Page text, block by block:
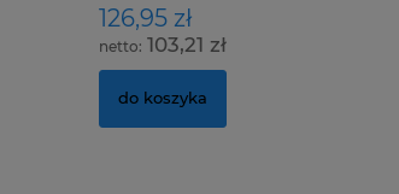
126,95 zł
103,21 zł
do koszyka